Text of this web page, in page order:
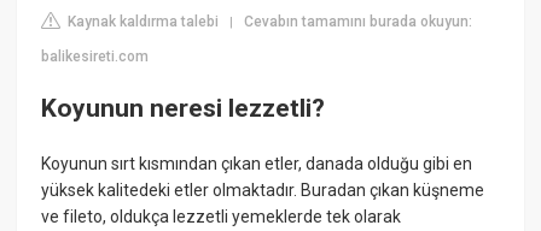
Kaynak kaldırma talebi |Cevabın tamamını burada okuyun:
balikesireti.com
Koyunun neresi lezzetli?
Koyunun sırt kısmından çıkan etler, danada olduğu gibi en
yüksek kalitedeki etler olmaktadır. Buradan çıkan küşneme
ve fileto, oldukça lezzetli yemeklerde tek olarak